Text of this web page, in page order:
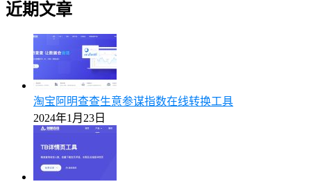
近期文章
淘宝阿明查查生意参谋指数在线转换工具
2024年1月23日